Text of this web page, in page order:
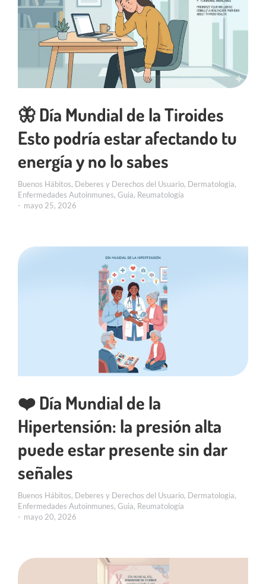
🦋 Día Mundial de la Tiroides
Esto podría estar afectando tu
energía y no lo sabes
Buenos Hábitos, Deberes y Derechos del Usuario, Dermatologia,
Enfermedades Autoinmunes, Guia, Reumatología
mayo 25, 2026
❤️ Día Mundial de la
Hipertensión: la presión alta
puede estar presente sin dar
señales
Buenos Hábitos, Deberes y Derechos del Usuario, Dermatologia,
Enfermedades Autoinmunes, Guia, Reumatología
mayo 20, 2026